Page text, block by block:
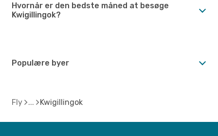
Hvornår er den bedste måned at besøge
Kwigillingok?
Populære byer
Fly Kwigillingok